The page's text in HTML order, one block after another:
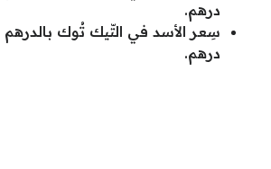
درهم.
درهم.